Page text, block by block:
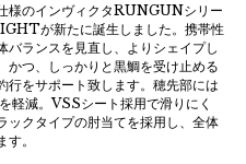
様のインヴィクタRUNGUNシリー
が新たに誕生しました。携帯性
バランスを見直し、よりシェイプし
かつ、しっかりと黒鯛を受け止める
行をサポート致します。穂先部には
軽減。VSSシート採用で滑りにく
ックタイプの肘当てを採用し、全体
。